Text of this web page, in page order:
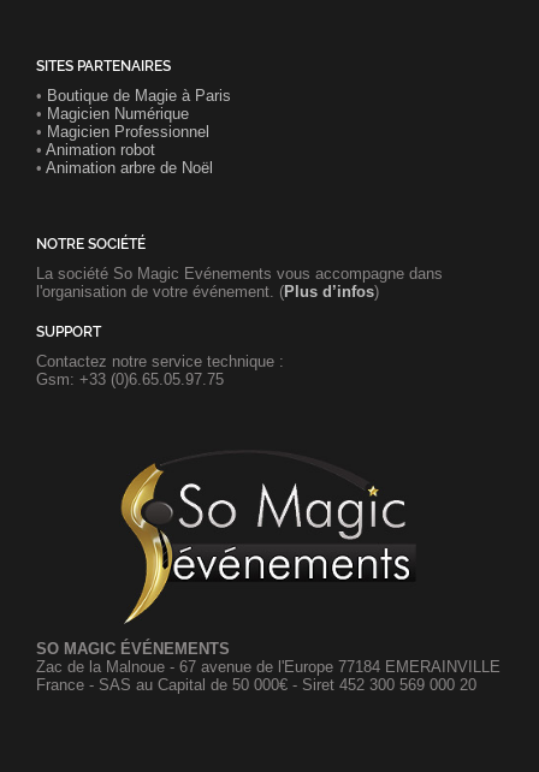
SITES PARTENAIRES
• Boutique de Magie à Paris
• Magicien Numérique
• Magicien Professionnel
• Animation robot
• Animation arbre de Noël
NOTRE SOCIÉTÉ
La société So Magic Evénements vous accompagne dans
l'organisation de votre événement. (Plus d’infos)
SUPPORT
Contactez notre service technique :
Gsm: +33 (0)6.65.05.97.75
SO MAGIC ÉVÉNEMENTS
Zac de la Malnoue - 67 avenue de l'Europe 77184 EMERAINVILLE
France - SAS au Capital de 50 000€ - Siret 452 300 569 000 20